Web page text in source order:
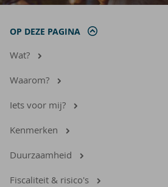
OP DEZE PAGINA
Wat?
Waarom?
Iets voor mij?
Kenmerken
Duurzaamheid
Fiscaliteit & risico's